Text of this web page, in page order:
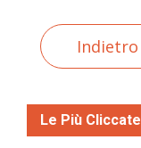
Indietro
Le Più Cliccate